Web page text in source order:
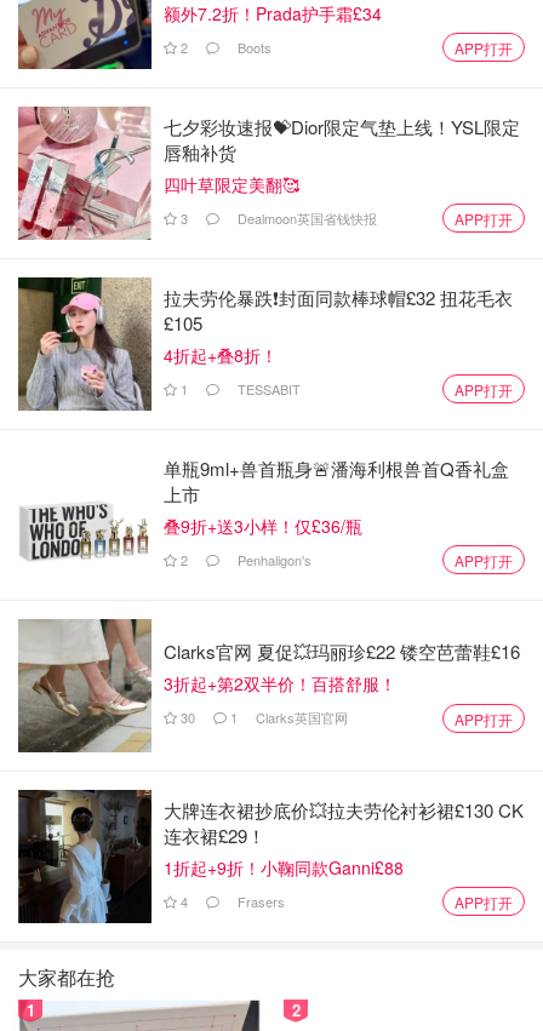
做法
很简单，就是把所有材料都混一起，搅拌均匀就好，因为我
酌情减少了黄油和红糖的分量，所以蛋糕的湿度明显是不够
的，如果想要口感湿润，可以加牛奶或者水80-90g，具体看
喜欢多湿润了。
搅拌均匀后，把面糊倒入模具，面上放一个锡纸保持蛋糕水
分，然后放入350华氏预热烤箱烤一小时，拿出来去锡纸，
再考十五分钟给面皮上色。
最后把面糊倒入模具后洒在面上，增加口感层次，各位可以
尝试一下哦。
额外7.2折！Prada护手霜£34
2 Boots APP打开
七夕彩妆速报💝Dior限定气垫上线！YSL限定
唇釉补货
四叶草限定美翻🥰
3 Dealmoon英国省钱快报 APP打开
拉夫劳伦暴跌❗️封面同款棒球帽£32 扭花毛衣
£105
4折起+叠8折！
1 TESSABIT APP打开
单瓶9ml+兽首瓶身🚨潘海利根兽首Q香礼盒
上市
叠9折+送3小样！仅£36/瓶
2 Penhaligon's APP打开
Clarks官网 夏促💥玛丽珍£22 镂空芭蕾鞋£16
3折起+第2双半价！百搭舒服！
30 1 Clarks英国官网 APP打开
大牌连衣裙抄底价💥拉夫劳伦衬衫裙£130 CK
连衣裙£29！
1折起+9折！小鞠同款Ganni£88
4 Frasers APP打开
大家都在抢
1 2